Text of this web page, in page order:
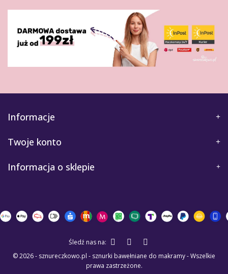
Informacje
Twoje konto
Informacja o sklepie
© 2026 - sznureczkowo.pl - sznurki bawełniane do makramy - Wszelkie
prawa zastrzeżone.
Śledź nas na: